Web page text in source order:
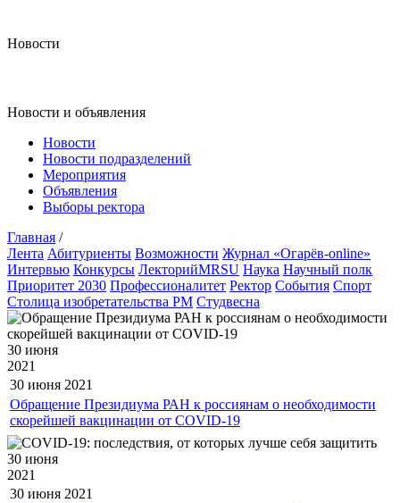
Новости
Новости и объявления
Новости
Новости подразделений
Мероприятия
Объявления
Выборы ректора
Главная /
Лента Абитуриенты Возможности Журнал «Огарёв-online»
Интервью Конкурсы ЛекторийMRSU Наука Научный полк
Приоритет 2030 Профессионалитет Ректор События Спорт
Столица изобретательства РМ Студвесна
30 июня
2021
30 июня 2021
Обращение Президиума РАН к россиянам о необходимости
скорейшей вакцинации от COVID-19
30 июня
2021
30 июня 2021